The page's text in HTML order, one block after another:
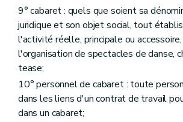
9° cabaret : quels que soient sa
juridique et son objet social, tout
l'activité réelle, principale ou
l'organisation de spectacles de danse,
tease;
10° personnel de cabaret : toute
dans les liens d'un contrat de travail
dans un cabaret;